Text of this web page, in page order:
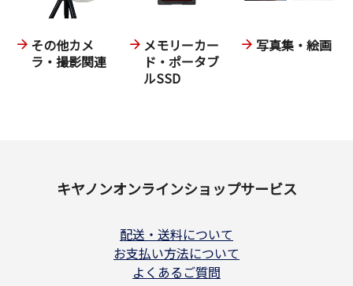
その他カメ
ラ・撮影関連
メモリーカー
ド・ポータブ
ルSSD
写真集・絵画
キヤノンオンラインショップサービス
配送・送料について
お支払い方法について
よくあるご質問